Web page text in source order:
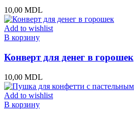
10,00 MDL
Add to wishlist
В корзину
Конверт для денег в горошек
10,00 MDL
Add to wishlist
В корзину